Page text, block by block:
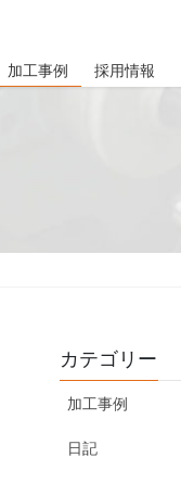
加工事例 採用情報
カテゴリー
加工事例
日記